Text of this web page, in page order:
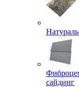
сайдинг